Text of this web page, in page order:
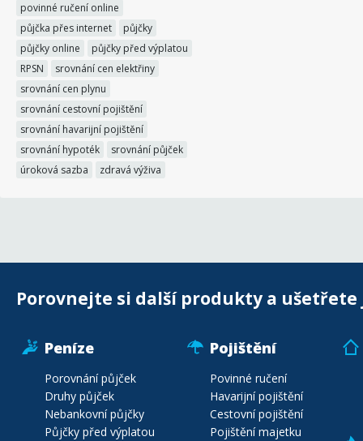
povinné ručení online
půjčka přes internet
půjčky
půjčky online
půjčky před výplatou
RPSN
srovnání cen elektřiny
srovnání cen plynu
srovnání cestovní pojištění
srovnání havarijní pojištění
srovnání hypoték
srovnání půjček
úroková sazba
zdravá výživa
Porovnejte si další produkty a ušetřete
Peníze
Porovnání půjček
Druhy půjček
Nebankovní půjčky
Půjčky před výplatou
Pojištění
Povinné ručení
Havarijní pojištění
Cestovní pojištění
Pojištění majetku